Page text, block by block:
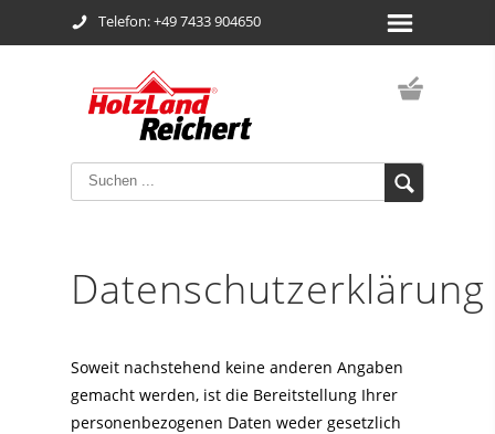
Telefon: +49 7433 904650
Datenschutzerklärung
Soweit nachstehend keine anderen Angaben
gemacht werden, ist die Bereitstellung Ihrer
personenbezogenen Daten weder gesetzlich